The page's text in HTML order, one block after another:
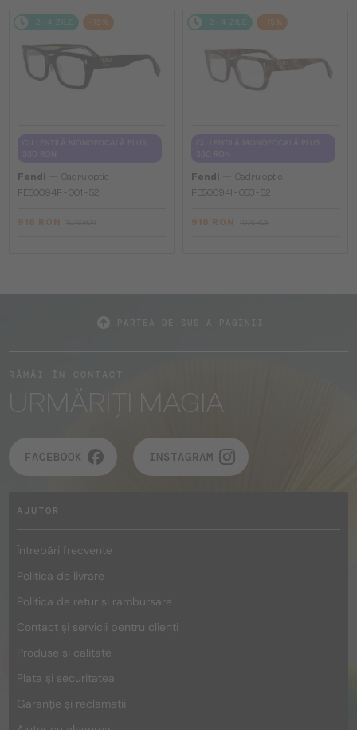
2-4 ZILE -15%
Fendi
Cadru optic
FE50094F - 001 - 52
918 RON
2-4 ZILE -15%
Fendi
Cadru optic
FE50094I - 053 - 52
918 RON
URMĂRIȚI MAGIA
FACEBOOK INSTAGRAM
AJUTOR
Întrebări frecvente
Politica de livrare
Politica de retur și rambursare
Contact și servicii pentru clienți
Produse și calitate
Plata și securitatea
Garanție și reclamații